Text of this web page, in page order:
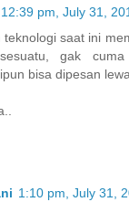
12:39 pm, July 31,
teknologi saat ini
gak
bisa dipesan
1:10 pm, July 31,